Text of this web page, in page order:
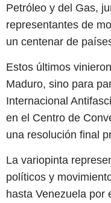
Petróleo y del Gas,
representantes de
un centenar de
Estos últimos
Maduro, sino para
Internacional
en el Centro de
una resolución final
La variopinta
políticos y
hasta Venezuela por